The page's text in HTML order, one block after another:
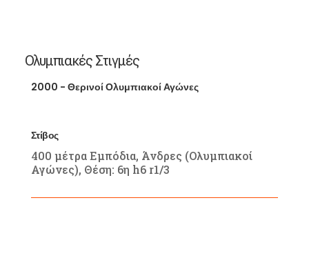
Ολυμπιακές Στιγμές
2000 - Θερινοί Ολυμπιακοί Αγώνες
Στίβος
400 μέτρα Εμπόδια, Άνδρες (Ολυμπιακοί
Αγώνες), Θέση: 6η h6 r1/3